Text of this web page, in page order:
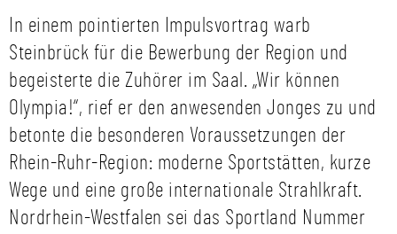
In einem pointierten Impulsvortrag warb
Steinbrück für die Bewerbung der Region und
begeisterte die Zuhörer im Saal. „Wir können
Olympia!“, rief er den anwesenden Jonges zu und
betonte die besonderen Voraussetzungen der
Rhein-Ruhr-Region: moderne Sportstätten, kurze
Wege und eine große internationale Strahlkraft.
Nordrhein-Westfalen sei das Sportland Nummer